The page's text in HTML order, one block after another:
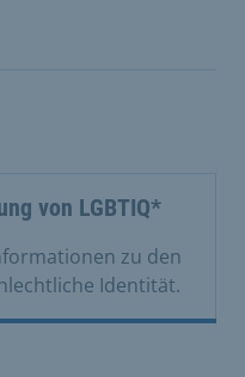
von LGBTIQ*
zu den
Identität.